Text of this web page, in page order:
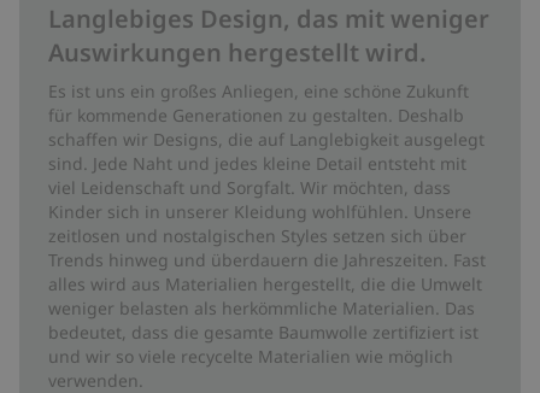
Langlebiges Design, das mit weniger
Auswirkungen hergestellt wird.
Es ist uns ein großes Anliegen, eine schöne Zukunft
für kommende Generationen zu gestalten. Deshalb
schaffen wir Designs, die auf Langlebigkeit ausgelegt
sind. Jede Naht und jedes kleine Detail entsteht mit
viel Leidenschaft und Sorgfalt. Wir möchten, dass
Kinder sich in unserer Kleidung wohlfühlen. Unsere
zeitlosen und nostalgischen Styles setzen sich über
Trends hinweg und überdauern die Jahreszeiten. Fast
alles wird aus Materialien hergestellt, die die Umwelt
weniger belasten als herkömmliche Materialien. Das
bedeutet, dass die gesamte Baumwolle zertifiziert ist
und wir so viele recycelte Materialien wie möglich
verwenden.